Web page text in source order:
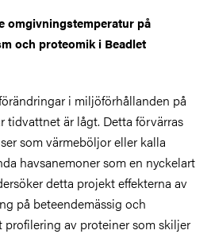
omgivningstemperatur på
och proteomik i Beadlet
i miljöförhållanden på
tidvattnet är lågt. Detta förvärras
som värmeböljor eller kalla
havsanemoner som en nyckelart
detta projekt effekterna av
på beteendemässig och
av proteiner som skiljer